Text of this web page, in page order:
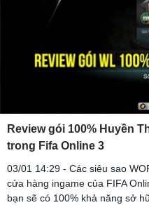
Review gói 100% Huyền
trong Fifa Online 3
03/01 14:29 - Các siêu sao
cửa hàng ingame của FIFA
bạn sẽ có 100% khả năng sở